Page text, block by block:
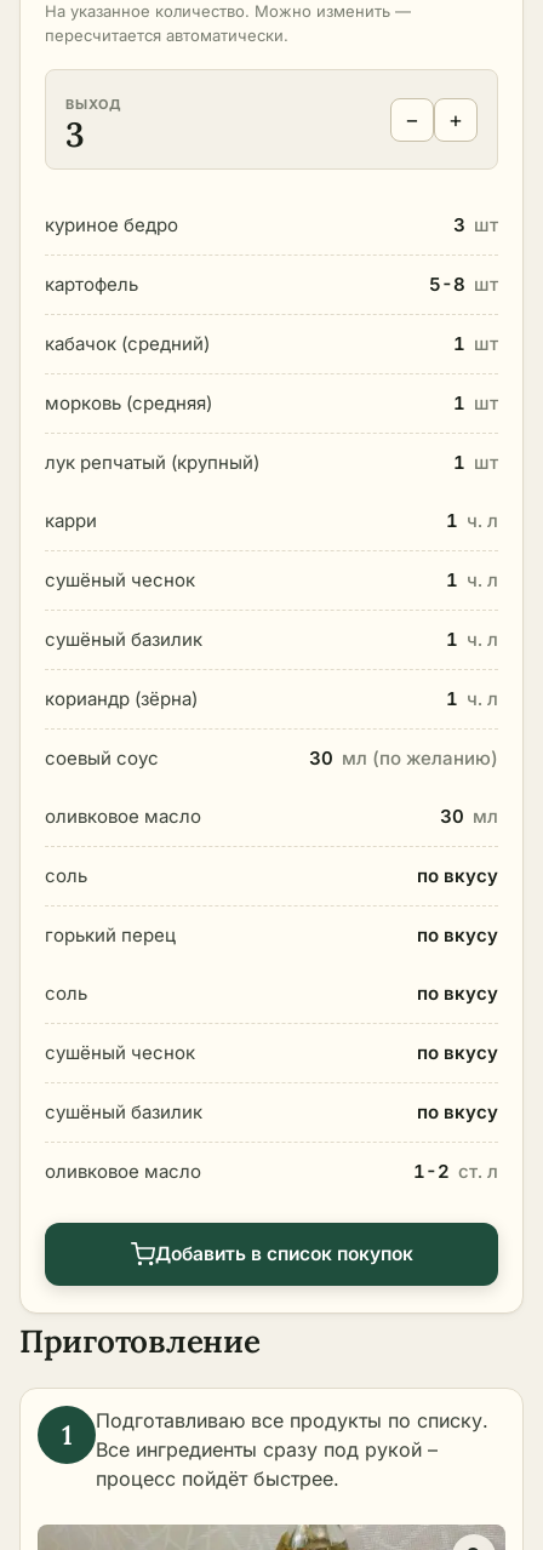
На указанное количество. Можно изменить —
пересчитается автоматически.
ВЫХОД
3 − +
куриное бедро 3 шт
картофель 5-8 шт
кабачок (средний) 1 шт
морковь (средняя) 1 шт
лук репчатый (крупный) 1 шт
карри 1 ч. л
сушёный чеснок 1 ч. л
сушёный базилик 1 ч. л
кориандр (зёрна) 1 ч. л
соевый соус 30 мл (по желанию)
оливковое масло 30 мл
соль по вкусу
горький перец по вкусу
соль по вкусу
сушёный чеснок по вкусу
сушёный базилик по вкусу
оливковое масло 1-2 ст. л
Добавить в список покупок
Приготовление
Подготавливаю все продукты по списку.
Все ингредиенты сразу под рукой –
процесс пойдёт быстрее.